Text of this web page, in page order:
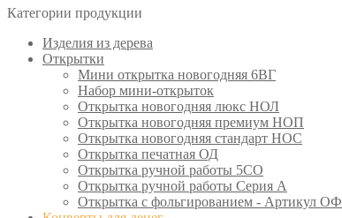
Категории продукции
Изделия из дерева
Открытки
Мини открытка новогодняя 6ВГ
Набор мини-открыток
Открытка новогодняя люкс НОЛ
Открытка новогодняя премиум НОП
Открытка новогодняя стандарт НОС
Открытка печатная ОД
Открытка ручной работы 5СО
Открытка ручной работы Серия А
Открытка с фольгированием - Артикул ОФ